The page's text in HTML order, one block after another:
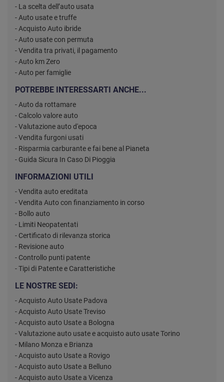
- La scelta dell’auto usata
- Auto usate e truffe
- Acquisto Auto ibride
- Auto usate con permuta
- Vendita tra privati, il pagamento
- Auto km Zero
- Auto per famiglie
POTREBBE INTERESSARTI ANCHE...
- Auto da rottamare
- Calcolo valore auto
- Valutazione auto d'epoca
- Vendita furgoni usati
- Risparmia carburante e fai bene al Pianeta
- Guida Sicura In Caso Di Pioggia
INFORMAZIONI UTILI
- Vendita auto ereditata
- Vendita Auto con finanziamento in corso
- Bollo auto
- Limiti Neopatentati
- Certificato di rilevanza storica
- Revisione auto
- Controllo punti patente
- Tipi di Patente e Caratteristiche
LE NOSTRE SEDI:
- Acquisto Auto Usate Padova
- Acquisto Auto Usate Treviso
- Acquisto auto Usate a Bologna
- Valutazione auto usate e acquisto auto usate Torino
- Milano Monza e Brianza
- Acquisto auto Usate a Rovigo
- Acquisto auto Usate a Belluno
- Acquisto auto Usate a Vicenza